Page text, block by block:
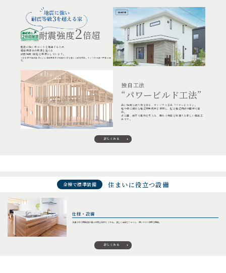
耐震強度2倍超
地震に強い家づくりを推進するため、
建築基準法の基準を超える
耐震強度2倍超を基準としています。
※許容応力度計算法による建築基準法の強度の2倍を超える耐震性能。ナイスの分譲一戸建て住
宅。
独自工法
“パワービルド工法”
高い強度と耐久性を誇る、オリジナル工法「パワービルド」。
柱や梁に頑丈な構造用集成材を使用し、壁を構造用耐力面材で補
完。
点と面、両方で建物を支える、優れた性能を発揮する新しい建築工
法です。
詳しくみる
全棟で標準装備 住まいに役立つ設備
仕様・設備
洗練された機能美が日々の質を高めてくれる。 美しく上品なフォルム、使いやすく便利な機能。
詳しくみる